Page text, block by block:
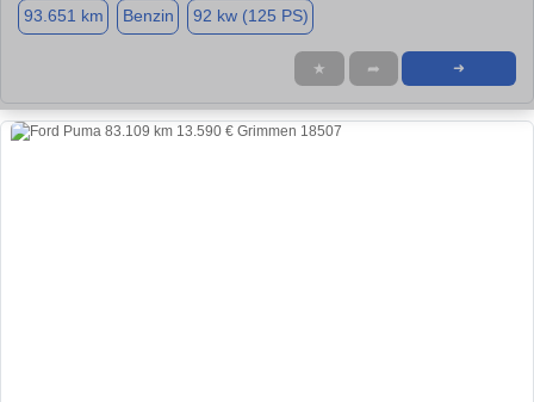
93.651 km Benzin 92 kw (125 PS)
★ ➦ ➜